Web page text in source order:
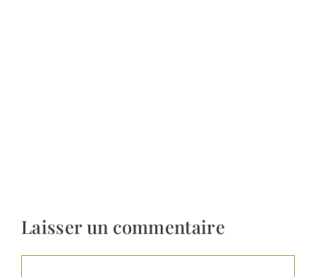
Laisser un commentaire